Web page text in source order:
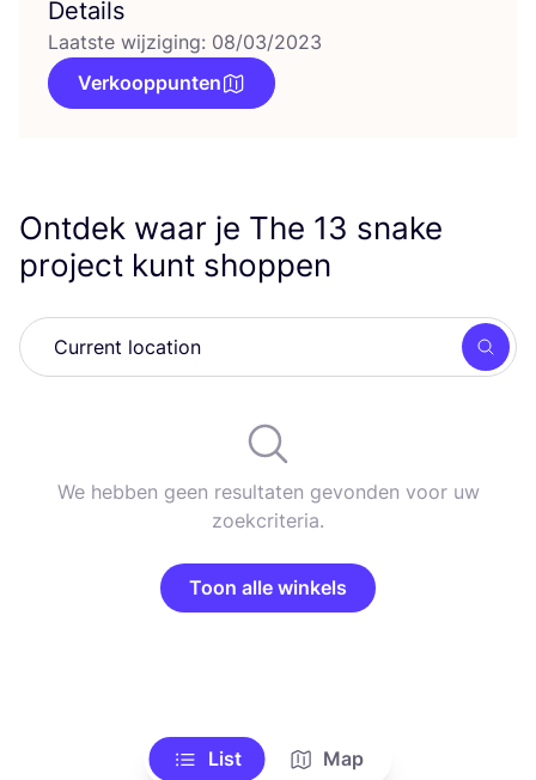
Details
Laatste wijziging: 08/03/2023
Verkooppunten
Ontdek waar je The 13 snake
project kunt shoppen
Zoek
We hebben geen resultaten gevonden voor uw
zoekcriteria.
Toon alle winkels
List Map